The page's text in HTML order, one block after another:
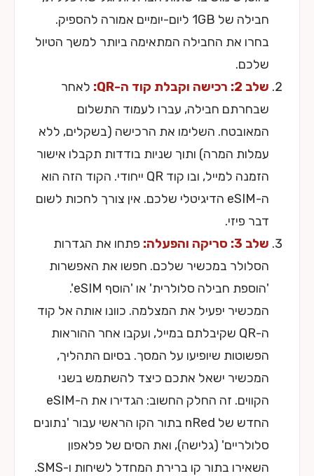
חבילה של 1GB ליום-יומיים אמורה להספיק.
בחרו את החבילה המתאימה ביותר למשך הטיול
שלכם.
שלב 2: רכישה וקבלת קוד ה-QR:
לאחר
שבחרתם חבילה, עברו לעמוד התשלום
המאובטח. השלימו את הרכישה (בשקלים, ללא
עמלות המרה) ותוך שניות בודדות תקבלו אישור
הזמנה למייל, ובו קוד QR ייחודי. הקוד הזה הוא
ה-eSIM הדיגיטלי שלכם. אין צורך לחכות לשום
דבר פיזי.
שלב 3: סריקה והפעלה:
פתחו את הגדרות
הסלולר במכשיר שלכם. חפשו את האפשרות
'הוספת חבילה סלולרית' או 'הוסף eSIM'.
המכשיר יפעיל את המצלמה. כוונו אותה אל קוד
ה-QR שקיבלתם במייל, ועקבו אחר ההוראות
הפשוטות שיופיעו על המסך. בסיום התהליך,
המכשיר ישאל אתכם כיצד להשתמש בשני
הקווים. זה החלק החשוב: הגדירו את ה-eSIM
החדש של nRed בתור הקו הראשי עבור 'נתונים
סלולריים' (גלישה), ואת הסים של פלאפון
השאירו בתור קו ברירת המחדל לשיחות ו-SMS.